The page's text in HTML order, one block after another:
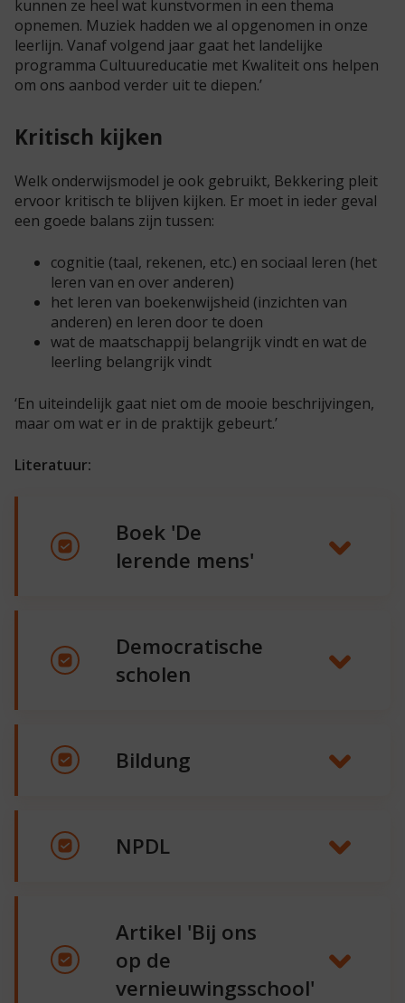
kunnen ze heel wat kunstvormen in een thema
opnemen. Muziek hadden we al opgenomen in onze
leerlijn. Vanaf volgend jaar gaat het landelijke
programma Cultuureducatie met Kwaliteit ons helpen
om ons aanbod verder uit te diepen.’
Kritisch kijken
Welk onderwijsmodel je ook gebruikt, Bekkering pleit
ervoor kritisch te blijven kijken. Er moet in ieder geval
een goede balans zijn tussen:
cognitie (taal, rekenen, etc.) en sociaal leren (het
leren van en over anderen)
het leren van boekenwijsheid (inzichten van
anderen) en leren door te doen
wat de maatschappij belangrijk vindt en wat de
leerling belangrijk vindt
‘En uiteindelijk gaat niet om de mooie beschrijvingen,
maar om wat er in de praktijk gebeurt.’
Literatuur:
Boek 'De
lerende mens'
Democratische
scholen
Bildung
NPDL
Artikel 'Bij ons
op de
vernieuwingsschool'